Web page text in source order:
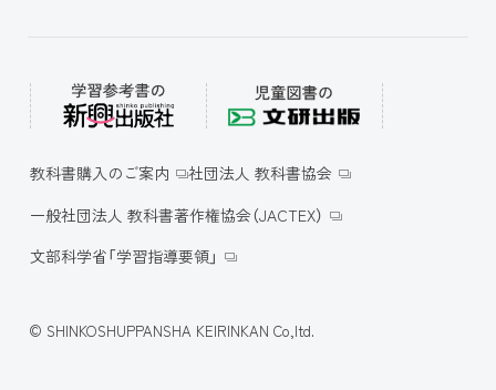
教科書購入のご案内
社団法人 教科書協会
一般社団法人 教科書著作権協会（JACTEX）
文部科学省「学習指導要領」
© SHINKOSHUPPANSHA KEIRINKAN Co,ltd.